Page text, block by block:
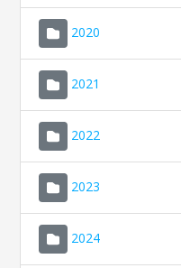
2020
2021
2022
2023
2024